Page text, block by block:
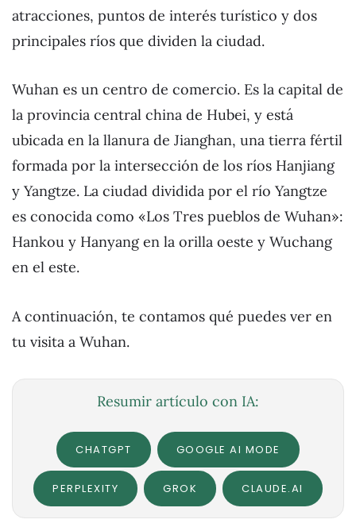
atracciones, puntos de interés turístico y dos
principales ríos que dividen la ciudad.
Wuhan es un centro de comercio. Es la capital de
la provincia central china de Hubei, y está
ubicada en la llanura de Jianghan, una tierra fértil
formada por la intersección de los ríos Hanjiang
y Yangtze. La ciudad dividida por el río Yangtze
es conocida como «Los Tres pueblos de Wuhan»:
Hankou y Hanyang en la orilla oeste y Wuchang
en el este.
A continuación, te contamos qué puedes ver en
tu visita a Wuhan.
Resumir artículo con IA:
CHATGPT GOOGLE AI MODE
PERPLEXITY GROK CLAUDE.AI